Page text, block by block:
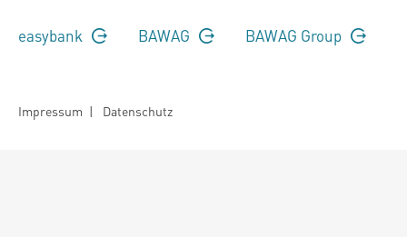
easybank BAWAG BAWAG Group
Impressum | Datenschutz